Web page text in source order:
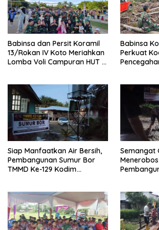
Babinsa dan Persit Koramil
13/Rokan IV Koto Meriahkan
Lomba Voli Campuran HUT RI
Babinsa
Perkuat
Siap Manfaatkan Air Bersih,
Pembangunan Sumur Bor
TMMD Ke-129 Kodim
Semangat